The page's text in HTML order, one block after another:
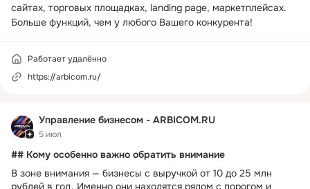
Управление бизнесом - ARBICOM.RU
5 июл
## Кому особенно важно обратить внимание
В зоне внимания — бизнесы с выручкой от 10 до 25 млн
рублей в год. Именно они находятся рядом с порогом и
сайтах, торговых площадках, landing page, маркетплейсах.
Больше функций, чем у любого Вашего конкурента!
Работает удалённо
https://arbicom.ru/